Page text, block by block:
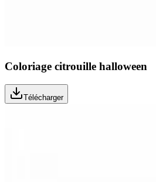
Coloriage citrouille halloween
Télécharger